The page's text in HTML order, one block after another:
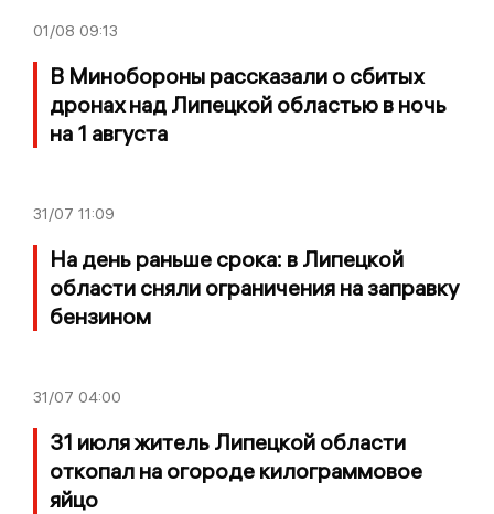
01/08 09:13
В Минобороны рассказали о сбитых
дронах над Липецкой областью в ночь
на 1 августа
31/07 11:09
На день раньше срока: в Липецкой
области сняли ограничения на заправку
бензином
31/07 04:00
31 июля житель Липецкой области
откопал на огороде килограммовое
яйцо